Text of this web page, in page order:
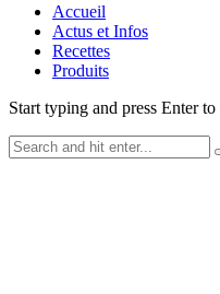
Accueil
Actus et Infos
Recettes
Produits
Start typing and press Enter to